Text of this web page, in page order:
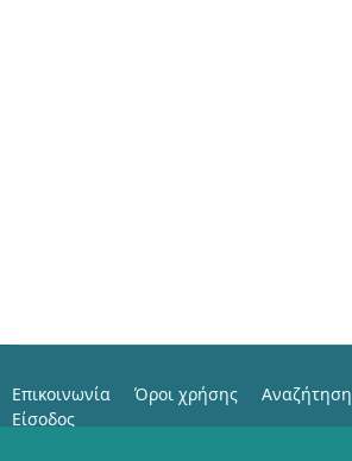
Επικοινωνία Όροι χρήσης Αναζήτηση
Είσοδος